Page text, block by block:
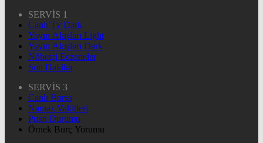
SERVİS 1
Canlı Tv Dark
Yayın Akışları Light
Yayın Akışları Dark
Nöbetçi Eczaneler
Son Dakika
SERVİS 3
Canlı Borsa
Namaz Vakitleri
Puan Durumu
Örnek Burç Yorumu